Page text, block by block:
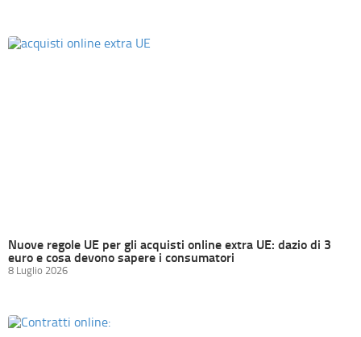
Nuove regole UE per gli acquisti online extra UE: dazio di 3
euro e cosa devono sapere i consumatori
8 Luglio 2026